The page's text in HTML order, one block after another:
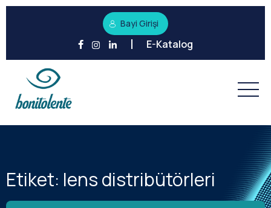
Bayi Girişi
E-Katalog
Etiket: lens distribütörleri